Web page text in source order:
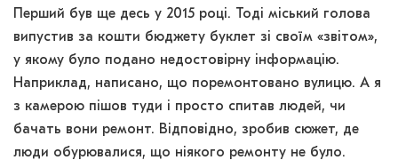
Перший був ще десь у 2015 році. Тоді міський голова
випустив за кошти бюджету буклет зі своїм «звітом»,
у якому було подано недостовірну інформацію.
Наприклад, написано, що поремонтовано вулицю. А я
з камерою пішов туди і просто спитав людей, чи
бачать вони ремонт. Відповідно, зробив сюжет, де
люди обурювалися, що ніякого ремонту не було.